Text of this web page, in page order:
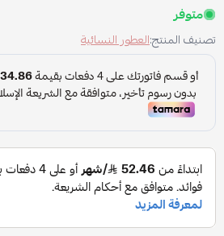
متوفر
تصنيف المنتج:العطور النسائية